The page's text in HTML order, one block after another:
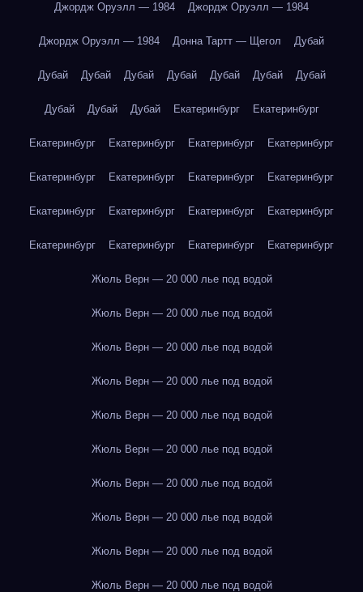
Джордж Оруэлл — 1984 Джордж Оруэлл — 1984
Джордж Оруэлл — 1984 Донна Тартт — Щегол Дубай
Дубай Дубай Дубай Дубай Дубай Дубай Дубай
Дубай Дубай Дубай Екатеринбург Екатеринбург
Екатеринбург Екатеринбург Екатеринбург Екатеринбург
Екатеринбург Екатеринбург Екатеринбург Екатеринбург
Екатеринбург Екатеринбург Екатеринбург Екатеринбург
Екатеринбург Екатеринбург Екатеринбург Екатеринбург
Жюль Верн — 20 000 лье под водой
Жюль Верн — 20 000 лье под водой
Жюль Верн — 20 000 лье под водой
Жюль Верн — 20 000 лье под водой
Жюль Верн — 20 000 лье под водой
Жюль Верн — 20 000 лье под водой
Жюль Верн — 20 000 лье под водой
Жюль Верн — 20 000 лье под водой
Жюль Верн — 20 000 лье под водой
Жюль Верн — 20 000 лье под водой